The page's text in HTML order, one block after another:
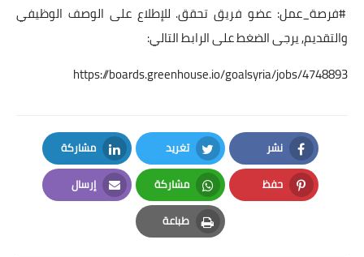
#فرصة_عمل: عضو فريق تحقق. للإطلاع على الوصف الوظيفي
والتقديم, يرجى الضغط على الرابط التالي:
https://boards.greenhouse.io/goalsyria/jobs/4748893
نشر
Facebook
تغريد
Twitter
مشاركة
LinkedIn
حفظ
Pinterest
مشاركة
Whatsapp
إرسال
Email
طباعة
Print